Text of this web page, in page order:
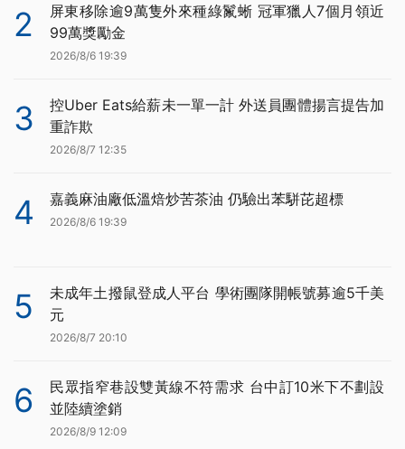
2
屏東移除逾9萬隻外來種綠鬣蜥 冠軍獵人7個月領近
99萬獎勵金
2026/8/6 19:39
3
控Uber Eats給薪未一單一計 外送員團體揚言提告加
重詐欺
2026/8/7 12:35
4 嘉義麻油廠低溫焙炒苦茶油 仍驗出苯駢芘超標
2026/8/6 19:39
5
未成年土撥鼠登成人平台 學術團隊開帳號募逾5千美
元
2026/8/7 20:10
6
民眾指窄巷設雙黃線不符需求 台中訂10米下不劃設
並陸續塗銷
2026/8/9 12:09